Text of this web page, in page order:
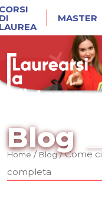
MASTER
Blog
Home/Blog/Come
completa